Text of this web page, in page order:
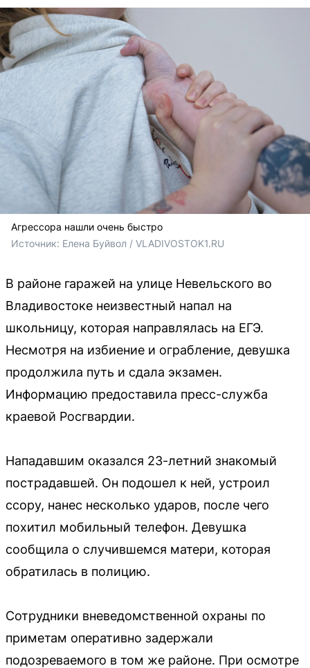
Агрессора нашли очень быстро
Источник: Елена Буйвол / VLADIVOSTOK1.RU
В районе гаражей на улице Невельского во
Владивостоке неизвестный напал на
школьницу, которая направлялась на ЕГЭ.
Несмотря на избиение и ограбление, девушка
продолжила путь и сдала экзамен.
Информацию предоставила пресс-служба
краевой Росгвардии.
Нападавшим оказался 23-летний знакомый
пострадавшей. Он подошел к ней, устроил
ссору, нанес несколько ударов, после чего
похитил мобильный телефон. Девушка
сообщила о случившемся матери, которая
обратилась в полицию.
Сотрудники вневедомственной охраны по
приметам оперативно задержали
подозреваемого в том же районе. При осмотре